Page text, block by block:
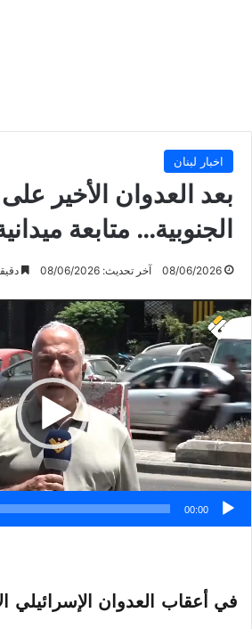
اخبار لبنان
بعد العدوان الأخير
الجنوبية… متابعة
08/06/2026 آخر تحديث: 08/06/2026
مشغل
الفيديو
00:00
في أعقاب العدوان الإسرائيلي